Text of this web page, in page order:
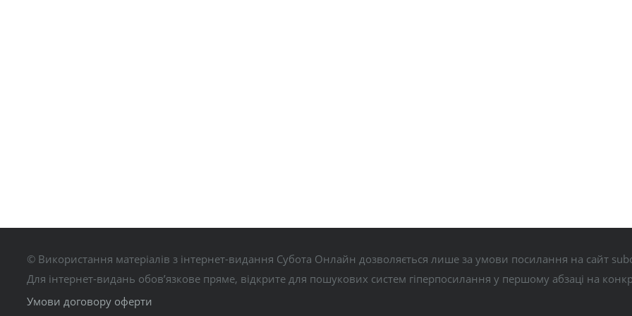
© Використання матеріалів з інтернет-видання Субота Онлайн дозволяється лише за умови посилання на сайт
Для інтернет-видань обов’язкове пряме, відкрите для пошукових систем гіперпосилання у першому абзаці на
Умови договору оферти